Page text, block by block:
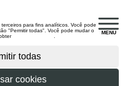
MENU
para fins analíticos. Você pode
"Permitir todas". Você pode mudar o